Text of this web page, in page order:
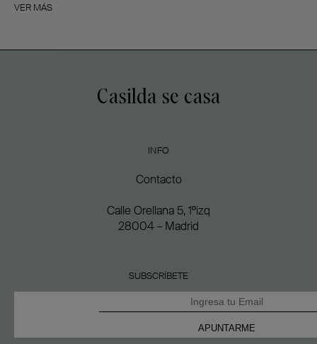
VER MÁS
Casilda se casa
INFO
Contacto
Calle Orellana 5, 1ºizq
28004 – Madrid
SUBSCRÍBETE